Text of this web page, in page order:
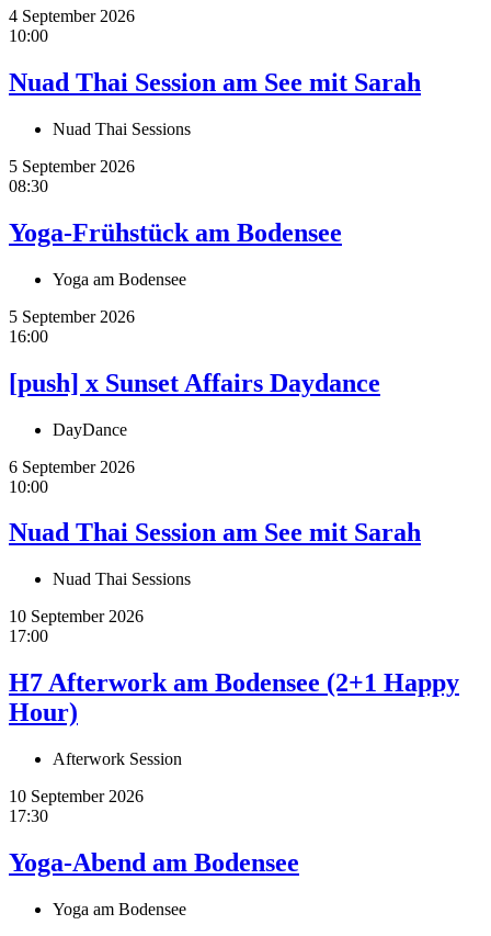
4 September 2026
10:00
Nuad Thai Session am See mit Sarah
Nuad Thai Sessions
5 September 2026
08:30
Yoga-Frühstück am Bodensee
Yoga am Bodensee
5 September 2026
16:00
[push] x Sunset Affairs Daydance
DayDance
6 September 2026
10:00
Nuad Thai Session am See mit Sarah
Nuad Thai Sessions
10 September 2026
17:00
H7 Afterwork am Bodensee (2+1 Happy
Hour)
Afterwork Session
10 September 2026
17:30
Yoga-Abend am Bodensee
Yoga am Bodensee